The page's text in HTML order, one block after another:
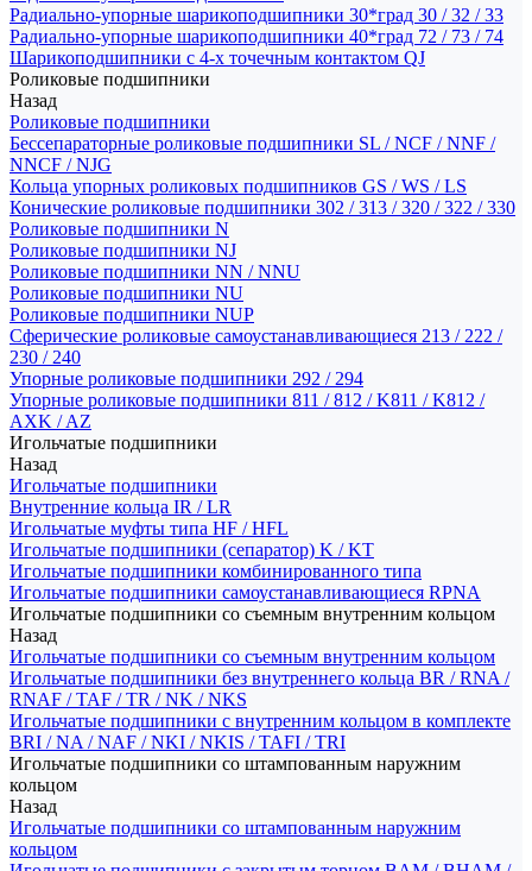
Радиально-упорные шарикоподшипники 30*град 30 / 32 / 33
Радиально-упорные шарикоподшипники 40*град 72 / 73 / 74
Шарикоподшипники с 4-х точечным контактом QJ
Роликовые подшипники
Назад
Роликовые подшипники
Бессепараторные роликовые подшипники SL / NCF / NNF /
NNCF / NJG
Кольца упорных роликовых подшипников GS / WS / LS
Конические роликовые подшипники 302 / 313 / 320 / 322 / 330
Роликовые подшипники N
Роликовые подшипники NJ
Роликовые подшипники NN / NNU
Роликовые подшипники NU
Роликовые подшипники NUP
Сферические роликовые самоустанавливающиеся 213 / 222 /
230 / 240
Упорные роликовые подшипники 292 / 294
Упорные роликовые подшипники 811 / 812 / K811 / K812 /
AXK / AZ
Игольчатые подшипники
Назад
Игольчатые подшипники
Внутренние кольца IR / LR
Игольчатые муфты типа HF / HFL
Игольчатые подшипники (сепаратор) K / KT
Игольчатые подшипники комбинированного типа
Игольчатые подшипники самоустанавливающиеся RPNA
Игольчатые подшипники со съемным внутренним кольцом
Назад
Игольчатые подшипники со съемным внутренним кольцом
Игольчатые подшипники без внутреннего кольца BR / RNA /
RNAF / TAF / TR / NK / NKS
Игольчатые подшипники с внутренним кольцом в комплекте
BRI / NA / NAF / NKI / NKIS / TAFI / TRI
Игольчатые подшипники со штампованным наружним
кольцом
Назад
Игольчатые подшипники со штампованным наружним
кольцом